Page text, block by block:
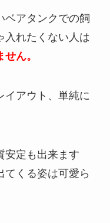
ベアタンクでの飼
入れたくない人は
ん。
イアウト、単純に
安定も出来ます
てくる姿は可愛ら